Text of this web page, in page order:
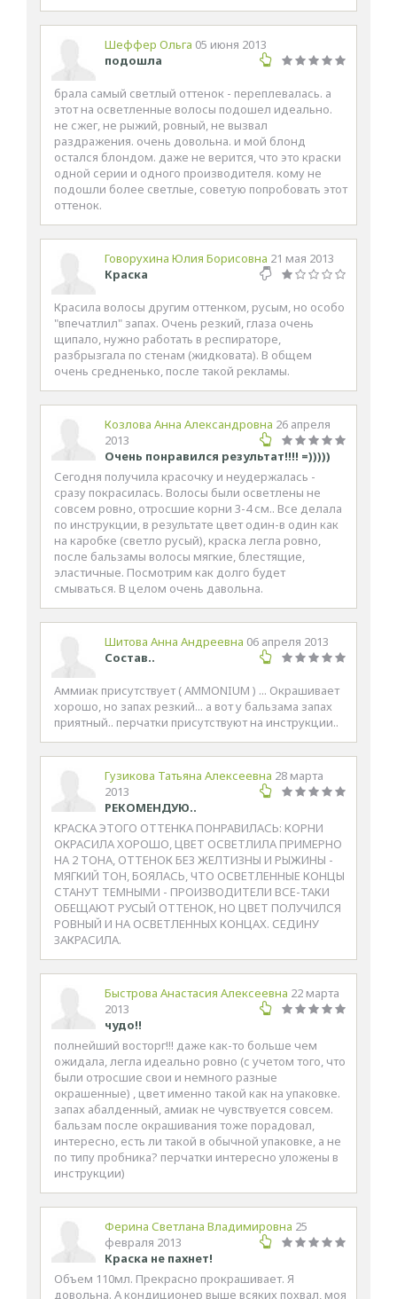
Шеффер Ольга 05 июня 2013
подошла
брала самый светлый оттенок - переплевалась. а
этот на осветленные волосы подошел идеально.
не сжег, не рыжий, ровный, не вызвал
раздражения. очень довольна. и мой блонд
остался блондом. даже не верится, что это краски
одной серии и одного производителя. кому не
подошли более светлые, советую попробовать этот
оттенок.
Говорухина Юлия Борисовна 21 мая 2013
Краска
Красила волосы другим оттенком, русым, но особо
"впечатлил" запах. Очень резкий, глаза очень
щипало, нужно работать в респираторе,
разбрызгала по стенам (жидковата). В общем
очень средненько, после такой рекламы.
Козлова Анна Александровна 26 апреля
2013
Очень понравился результат!!!! =)))))
Сегодня получила красочку и неудержалась -
сразу покрасилась. Волосы были осветлены не
совсем ровно, отросшие корни 3-4 см.. Все делала
по инструкции, в результате цвет один-в один как
на каробке (светло русый), краска легла ровно,
после бальзамы волосы мягкие, блестящие,
эластичные. Посмотрим как долго будет
смываться. В целом очень давольна.
Шитова Анна Андреевна 06 апреля 2013
Состав..
Аммиак присутствует ( AMMONIUM ) ... Окрашивает
хорошо, но запах резкий... а вот у бальзама запах
приятный.. перчатки присутствуют на инструкции..
Гузикова Татьяна Алексеевна 28 марта
2013
РЕКОМЕНДУЮ..
КРАСКА ЭТОГО ОТТЕНКА ПОНРАВИЛАСЬ: КОРНИ
ОКРАСИЛА ХОРОШО, ЦВЕТ ОСВЕТЛИЛА ПРИМЕРНО
НА 2 ТОНА, ОТТЕНОК БЕЗ ЖЕЛТИЗНЫ И РЫЖИНЫ -
МЯГКИЙ ТОН, БОЯЛАСЬ, ЧТО ОСВЕТЛЕННЫЕ КОНЦЫ
СТАНУТ ТЕМНЫМИ - ПРОИЗВОДИТЕЛИ ВСЕ-ТАКИ
ОБЕЩАЮТ РУСЫЙ ОТТЕНОК, НО ЦВЕТ ПОЛУЧИЛСЯ
РОВНЫЙ И НА ОСВЕТЛЕННЫХ КОНЦАХ. СЕДИНУ
ЗАКРАСИЛА.
Быстрова Анастасия Алексеевна 22 марта
2013
чудо!!
полнейший восторг!!! даже как-то больше чем
ожидала, легла идеально ровно (с учетом того, что
были отросшие свои и немного разные
окрашенные) , цвет именно такой как на упаковке.
запах абалденный, амиак не чувствуется совсем.
бальзам после окрашивания тоже порадовал,
интересно, есть ли такой в обычной упаковке, а не
по типу пробника? перчатки интересно уложены в
инструкции)
Ферина Светлана Владимировна 25
февраля 2013
Краска не пахнет!
Объем 110мл. Прекрасно прокрашивает. Я
довольна. А кондиционер выше всяких похвал, моя